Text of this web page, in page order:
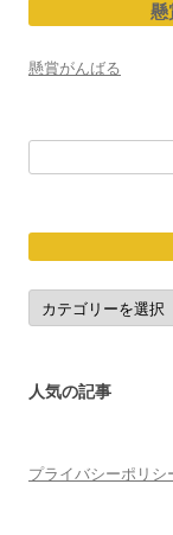
ー
シ
懸
懸賞がんばる
応
募
締
人気の記事
プライバシーポリシ